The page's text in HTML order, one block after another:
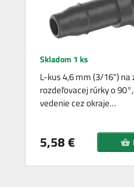
Skladom 1 ks
L-kus 4,6 mm (3/16")
rozdeľovacej rúrky o
vedenie cez okraje…
5,58 €